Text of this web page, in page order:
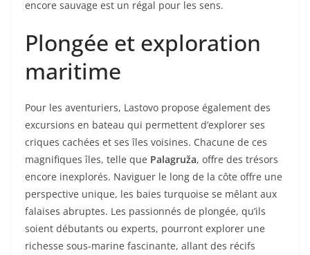
encore sauvage est un régal pour les sens.
Plongée et exploration
maritime
Pour les aventuriers, Lastovo propose également des
excursions en bateau qui permettent d’explorer ses
criques cachées et ses îles voisines. Chacune de ces
magnifiques îles, telle que Palagruža, offre des trésors
encore inexplorés. Naviguer le long de la côte offre une
perspective unique, les baies turquoise se mêlant aux
falaises abruptes. Les passionnés de plongée, qu’ils
soient débutants ou experts, pourront explorer une
richesse sous-marine fascinante, allant des récifs